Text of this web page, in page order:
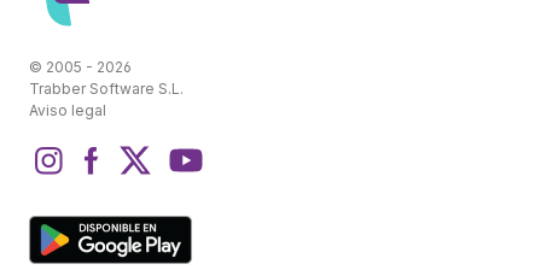
© 2005 - 2026
Trabber Software S.L.
Aviso legal